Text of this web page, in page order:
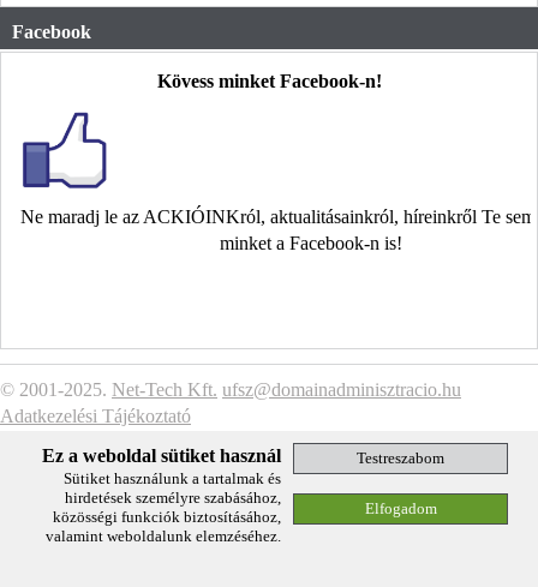
Facebook
Kövess minket Facebook-n!
Ne maradj le az ACKIÓINKról, aktualitásainkról, híreinkről Te
minket a Facebook-n is!
© 2001-2025. Net-Tech Kft. ufsz@domainadminisztracio.hu
Adatkezelési Tájékoztató
Ez a weboldal sütiket használ
Sütiket használunk a tartalmak és
hirdetések személyre szabásához,
közösségi funkciók biztosításához,
valamint weboldalunk elemzéséhez.